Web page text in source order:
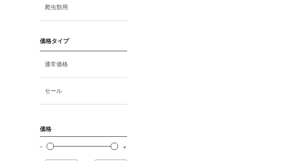
猫ウェットフード
その他フード（魚・爬虫類・
両生類）
爬虫類用
価格タイプ
通常価格
セール
価格